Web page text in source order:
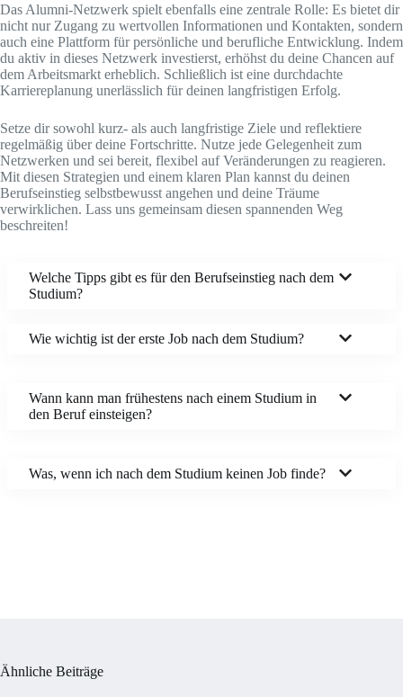
Das Alumni-Netzwerk spielt ebenfalls eine zentrale Rolle: Es bietet dir
nicht nur Zugang zu wertvollen Informationen und Kontakten, sondern
auch eine Plattform für persönliche und berufliche Entwicklung. Indem
du aktiv in dieses Netzwerk investierst, erhöhst du deine Chancen auf
dem Arbeitsmarkt erheblich. Schließlich ist eine durchdachte
Karriereplanung unerlässlich für deinen langfristigen Erfolg.
Setze dir sowohl kurz- als auch langfristige Ziele und reflektiere
regelmäßig über deine Fortschritte. Nutze jede Gelegenheit zum
Netzwerken und sei bereit, flexibel auf Veränderungen zu reagieren.
Mit diesen Strategien und einem klaren Plan kannst du deinen
Berufseinstieg selbstbewusst angehen und deine Träume
verwirklichen. Lass uns gemeinsam diesen spannenden Weg
beschreiten!
Welche Tipps gibt es für den Berufseinstieg nach dem
Studium?
Wie wichtig ist der erste Job nach dem Studium?
Wann kann man frühestens nach einem Studium in
den Beruf einsteigen?
Was, wenn ich nach dem Studium keinen Job finde?
Ähnliche Beiträge